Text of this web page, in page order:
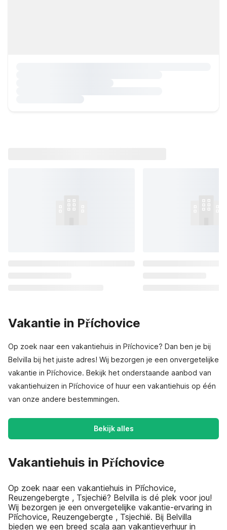
Vakantie in Příchovice
Op zoek naar een vakantiehuis in Příchovice? Dan ben je bij
Belvilla bij het juiste adres! Wij bezorgen je een onvergetelijke
vakantie in Příchovice. Bekijk het onderstaande aanbod van
vakantiehuizen in Příchovice of huur een vakantiehuis op één
van onze andere bestemmingen.
Bekijk alles
Vakantiehuis in Příchovice
Op zoek naar een vakantiehuis in Příchovice,
Reuzengebergte , Tsjechië? Belvilla is dé plek voor jou!
Wij bezorgen je een onvergetelijke vakantie-ervaring in
Příchovice, Reuzengebergte , Tsjechië. Bij Belvilla
bieden we een breed scala aan vakantieverhuur in